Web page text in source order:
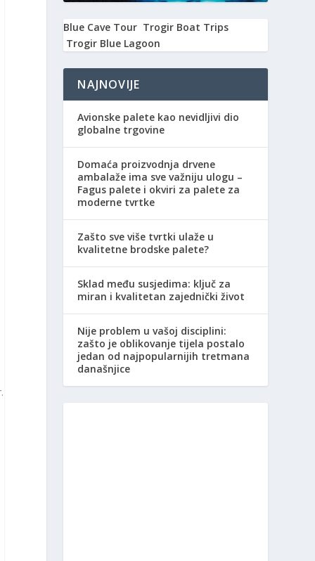
Blue Cave Tour Trogir Boat Trips
Trogir Blue Lagoon
NAJNOVIJE
Avionske palete kao nevidljivi dio
globalne trgovine
Domaća proizvodnja drvene
ambalaže ima sve važniju ulogu –
Fagus palete i okviri za palete za
moderne tvrtke
Zašto sve više tvrtki ulaže u
kvalitetne brodske palete?
Sklad među susjedima: ključ za
miran i kvalitetan zajednički život
Nije problem u vašoj disciplini:
zašto je oblikovanje tijela postalo
jedan od najpopularnijih tretmana
današnjice